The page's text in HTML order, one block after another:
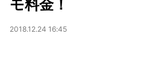
モ料金！
2018.12.24 16:45